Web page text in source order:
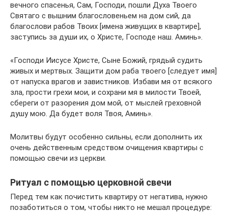
вечного спасенья, Сам, Господи, пошли Духа Твоего
Святаго с вышним благословеньем на дом сий, да
благослови рабов Твоих [имена живущих в квартире],
заступись за души их, о Христе, Господе наш. Аминь».
«Господи Иисусе Христе, Сыне Божий, грядый судить
живых и мертвых. Защити дом раба твоего [следует имя]
от напуска врагов и завистников. Избави мя от всякого
зла, прости грехи мои, и сохрани мя в милости Твоей,
сбереги от разорения дом мой, от мыслей греховной
душу мою. Да будет воля Твоя, Аминь».
Молитвы будут особенно сильны, если дополнить их
очень действенным средством очищения квартиры с
помощью свечи из церкви.
Ритуал с помощью церковной свечи
Перед тем как почистить квартиру от негатива, нужно
позаботиться о том, чтобы никто не мешал процедуре: